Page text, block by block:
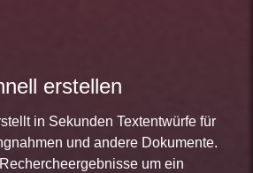
erstellen
in Sekunden Textentwürfe für
und andere Dokumente.
um ein